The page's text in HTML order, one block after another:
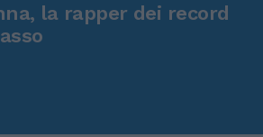
la rapper dei record